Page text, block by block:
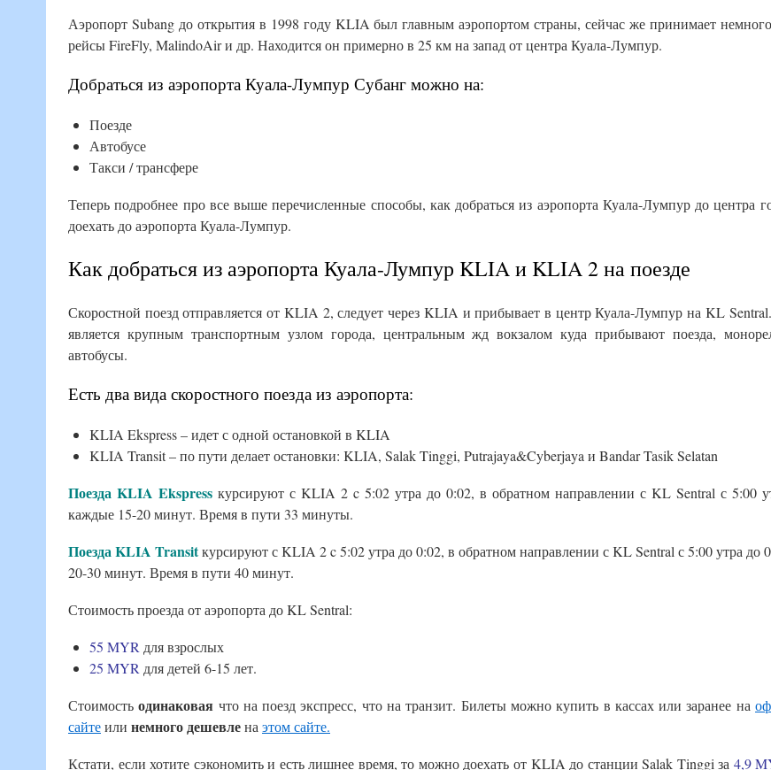
Аэропорт Subang до открытия в 1998 году KLIA был главным аэропортом страны, сейчас же принимает
рейсы FireFly, MalindoAir и др. Находится он примерно в 25 км на запад от центра Куала-Лумпур.
Добраться из аэропорта Куала-Лумпур Субанг можно на:
Поезде
Автобусе
Такси / трансфере
Теперь подробнее про все выше перечисленные способы, как добраться из аэропорта Куала-Лумпур до центра
доехать до аэропорта Куала-Лумпур.
Как добраться из аэропорта Куала-Лумпур KLIA и KLIA 2 на поезде
Скоростной поезд отправляется от KLIA 2, следует через KLIA и прибывает в центр Куала-Лумпур на KL
является крупным транспортным узлом города, центральным жд вокзалом куда прибывают поезда,
автобусы.
Есть два вида скоростного поезда из аэропорта:
KLIA Ekspress – идет с одной остановкой в KLIA
KLIA Transit – по пути делает остановки: KLIA, Salak Tinggi, Putrajaya&Cyberjaya и Bandar Tasik Selatan
Поезда KLIA Ekspress курсируют с KLIA 2 c 5:02 утра до 0:02, в обратном направлении с KL Sentral с 5:00
каждые 15-20 минут. Время в пути 33 минуты.
Поезда KLIA Transitкурсируют с KLIA 2 c 5:02 утра до 0:02, в обратном направлении с KL Sentral с 5:00 утра до
20-30 минут. Время в пути 40 минут.
Стоимость проезда от аэропорта до KL Sentral:
55 MYR для взрослых
25 MYR для детей 6-15 лет.
Стоимостьодинаковая что на поезд экспресс, что на транзит. Билеты можно купить в кассах или заранее на
сайтеили немного дешевлена этом сайте.
Кстати, если хотите сэкономить и есть лишнее время, то можно доехать от KLIA до станции Salak Tinggi за 4,9